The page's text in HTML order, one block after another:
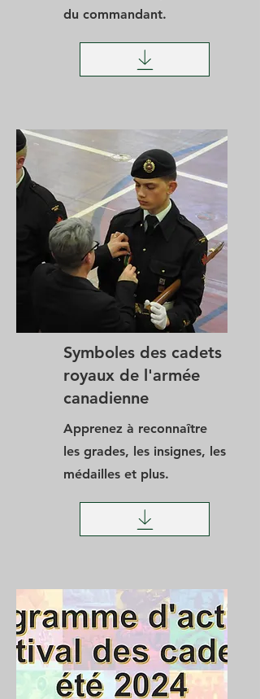
du commandant.
Symboles des cadets
royaux de l'armée
canadienne
Apprenez à reconnaître
les grades, les insignes, les
médailles et plus.